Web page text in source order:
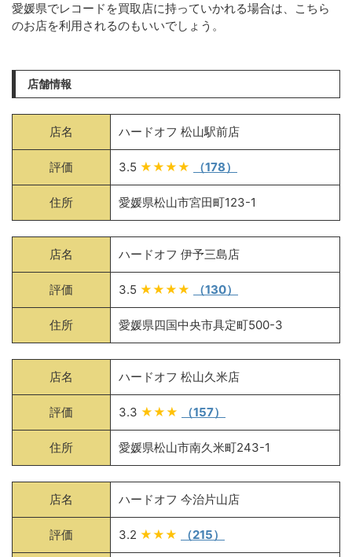
愛媛県でレコードを買取店に持っていかれる場合は、こちら
のお店を利用されるのもいいでしょう。
店舗情報
店名 ハードオフ 松山駅前店
評価 3.5 ★★★★ （178）
住所 愛媛県松山市宮田町123-1
店名 ハードオフ 伊予三島店
評価 3.5 ★★★★ （130）
住所 愛媛県四国中央市具定町500-3
店名 ハードオフ 松山久米店
評価 3.3 ★★★ （157）
住所 愛媛県松山市南久米町243-1
店名 ハードオフ 今治片山店
評価 3.2 ★★★ （215）